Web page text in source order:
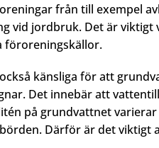
från till exempel
vid jordbruk. Det är viktigt
föroreningskällor.
känsliga för att
Det innebär att
på grundvattnet
Därför är det viktigt